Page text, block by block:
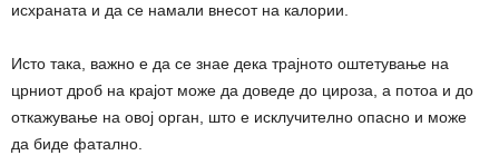
исхраната и да се намали внесот на калории.
Исто така, важно е да се знае дека трајното оштетување на
црниот дроб на крајот може да доведе до цироза, а потоа и до
откажување на овој орган, што е исклучително опасно и може
да биде фатално.